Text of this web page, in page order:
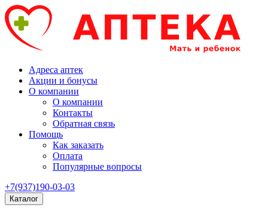
Адреса аптек
Акции и бонусы
О компании
О компании
Контакты
Обратная связь
Помощь
Как заказать
Оплата
Популярные вопросы
+7(937)190-03-03
Каталог